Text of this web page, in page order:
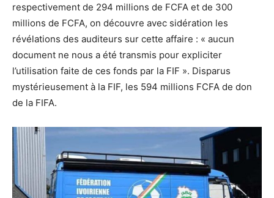
respectivement de 294 millions de FCFA et de 300
millions de FCFA, on découvre avec sidération les
révélations des auditeurs sur cette affaire : « aucun
document ne nous a été transmis pour expliciter
l’utilisation faite de ces fonds par la FIF ». Disparus
mystérieusement à la FIF, les 594 millions FCFA de don
de la FIFA.